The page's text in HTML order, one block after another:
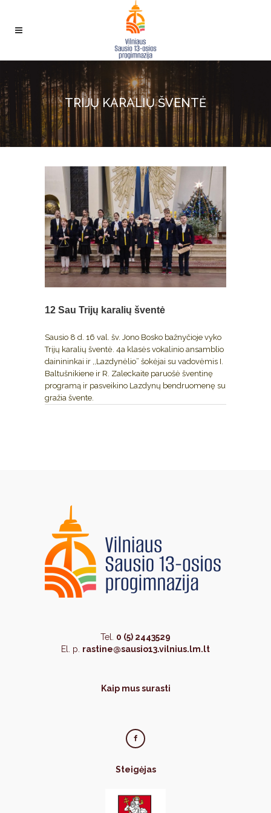
TRIJŲ KARALIŲ ŠVENTĖ
12 Sau Trijų karalių šventė
Sausio 8 d. 16 val. šv. Jono Bosko bažnyčioje vyko
Trijų karalių šventė. 4a klasės vokalinio ansamblio
dainininkai ir ,,Lazdynėlio” šokėjai su vadovėmis I.
Baltušnikiene ir R. Zaleckaite paruošė šventinę
programą ir pasveikino Lazdynų bendruomenę su
gražia švente.
Tel. 0 (5) 2443529
El. p. rastine@sausio13.vilnius.lm.lt
Kaip mus surasti
Steigėjas